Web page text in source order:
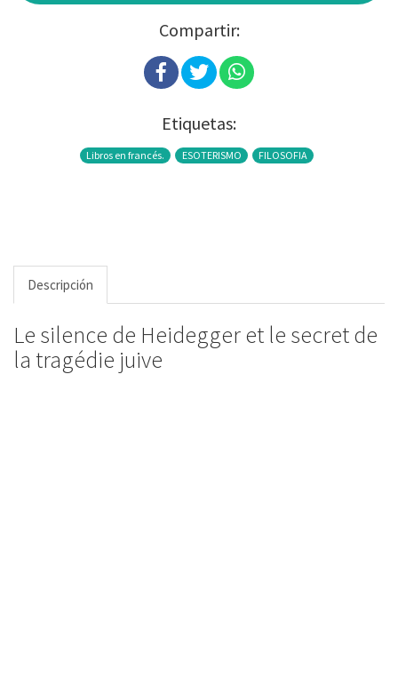
Compartir:
Etiquetas:
Libros en francés. ESOTERISMO FILOSOFIA
Descripción
Le silence de Heidegger et le secret de
la tragédie juive